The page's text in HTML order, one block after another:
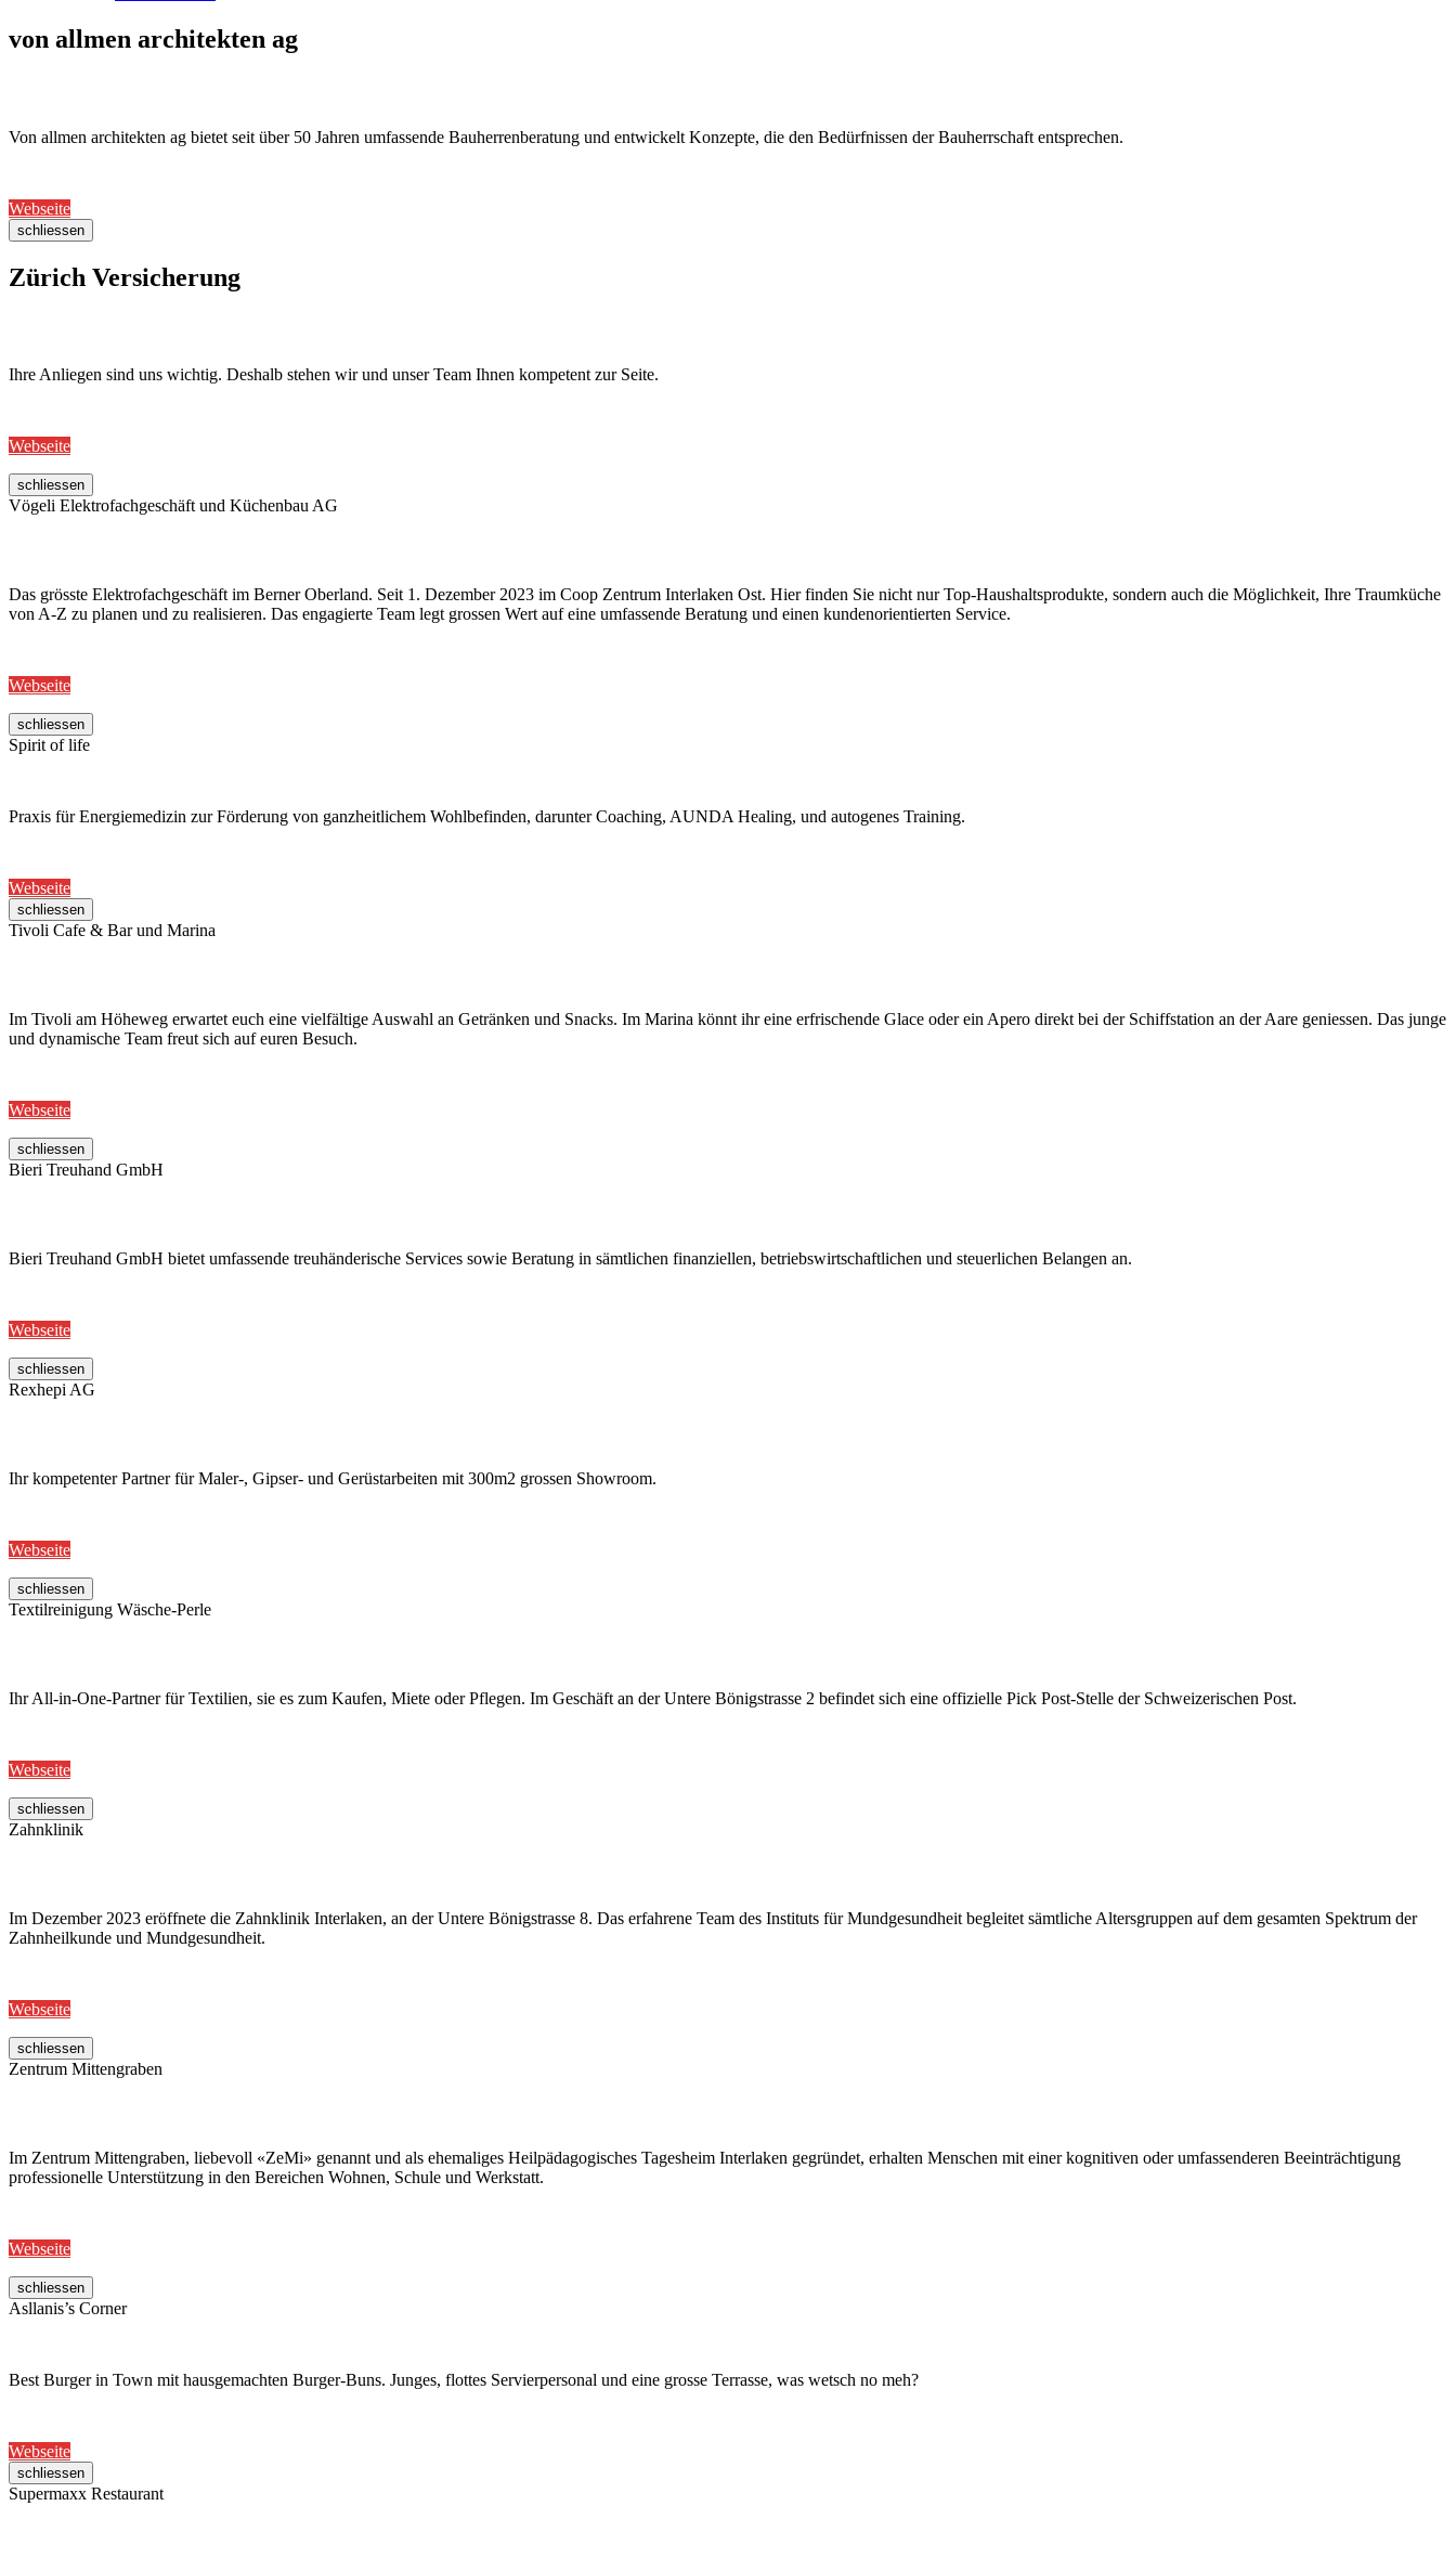
von allmen architekten ag
Von allmen architekten ag bietet seit über 50 Jahren umfassende Bauherrenberatung und entwickelt Konzepte, die den Bedürfnissen der Bauherrschaft entsprechen.
Webseite
schliessen
Zürich Versicherung
Ihre Anliegen sind uns wichtig. Deshalb stehen wir und unser Team Ihnen kompetent zur Seite.
Webseite
schliessen
Vögeli Elektrofachgeschäft und Küchenbau AG
Das grösste Elektrofachgeschäft im Berner Oberland. Seit 1. Dezember 2023 im Coop Zentrum Interlaken Ost. Hier finden Sie nicht nur Top-Haushaltsprodukte, sondern auch die Möglichkeit, Ihre Traumküche
von A-Z zu planen und zu realisieren. Das engagierte Team legt grossen Wert auf eine umfassende Beratung und einen kundenorientierten Service.
Webseite
schliessen
Spirit of life
Praxis für Energiemedizin zur Förderung von ganzheitlichem Wohlbefinden, darunter Coaching, AUNDA Healing, und autogenes Training.
Webseite
schliessen
Tivoli Cafe & Bar und Marina
Im Tivoli am Höheweg erwartet euch eine vielfältige Auswahl an Getränken und Snacks. Im Marina könnt ihr eine erfrischende Glace oder ein Apero direkt bei der Schiffstation an der Aare geniessen. Das junge
und dynamische Team freut sich auf euren Besuch.
Webseite
schliessen
Bieri Treuhand GmbH
Bieri Treuhand GmbH bietet umfassende treuhänderische Services sowie Beratung in sämtlichen finanziellen, betriebswirtschaftlichen und steuerlichen Belangen an.
Webseite
schliessen
Rexhepi AG
Ihr kompetenter Partner für Maler-, Gipser- und Gerüstarbeiten mit 300m2 grossen Showroom.
Webseite
schliessen
Textilreinigung Wäsche-Perle
Ihr All-in-One-Partner für Textilien, sie es zum Kaufen, Miete oder Pflegen. Im Geschäft an der Untere Bönigstrasse 2 befindet sich eine offizielle Pick Post-Stelle der Schweizerischen Post.
Webseite
schliessen
Zahnklinik
Im Dezember 2023 eröffnete die Zahnklinik Interlaken, an der Untere Bönigstrasse 8. Das erfahrene Team des Instituts für Mundgesundheit begleitet sämtliche Altersgruppen auf dem gesamten Spektrum der
Zahnheilkunde und Mundgesundheit.
Webseite
schliessen
Zentrum Mittengraben
Im Zentrum Mittengraben, liebevoll «ZeMi» genannt und als ehemaliges Heilpädagogisches Tagesheim Interlaken gegründet, erhalten Menschen mit einer kognitiven oder umfassenderen Beeinträchtigung
professionelle Unterstützung in den Bereichen Wohnen, Schule und Werkstatt.
Webseite
schliessen
Asllanis’s Corner
Best Burger in Town mit hausgemachten Burger-Buns. Junges, flottes Servierpersonal und eine grosse Terrasse, was wetsch no meh?
Webseite
schliessen
Supermaxx Restaurant